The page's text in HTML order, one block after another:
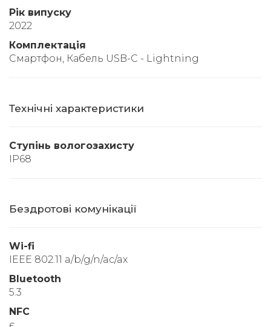
Рік випуску
2022
Комплектація
Смартфон, Кабель USB-C - Lightning
Технічні характеристики
Ступінь вологозахисту
IP68
Бездротові комунікації
Wi-fi
IEEE 802.11 a/b/g/n/ac/ax
Bluetooth
5.3
NFC